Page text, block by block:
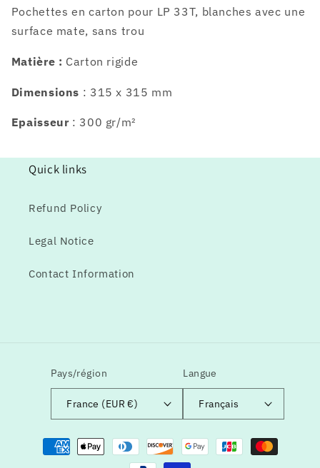
Pochettes en carton pour LP 33T, blanches avec une
surface mate, sans trou
Matière : Carton rigide
Dimensions : 315 x 315 mm
Epaisseur : 300 gr/m²
Quick links
Refund Policy
Legal Notice
Contact Information
Pays/région
France (EUR €)
Langue
Français
Moyens